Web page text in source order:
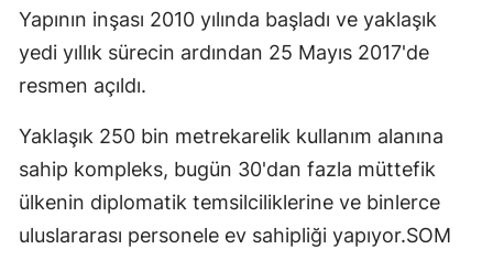
Yapının inşası 2010 yılında başladı ve yaklaşık
yedi yıllık sürecin ardından 25 Mayıs 2017'de
resmen açıldı.
Yaklaşık 250 bin metrekarelik kullanım alanına
sahip kompleks, bugün 30'dan fazla müttefik
ülkenin diplomatik temsilciliklerine ve binlerce
uluslararası personele ev sahipliği yapıyor.SOM